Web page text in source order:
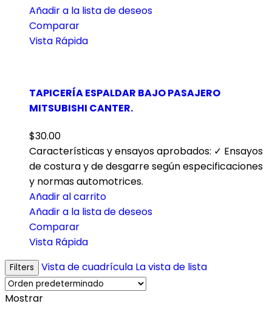
Añadir a la lista de deseos
Comparar
Vista Rápida
TAPICERÍA ESPALDAR BAJO PASAJERO
MITSUBISHI CANTER.
$30.00
Características y ensayos aprobados: ✓ Ensayos
de costura y de desgarre según especificaciones
y normas automotrices.
Añadir al carrito
Añadir a la lista de deseos
Comparar
Vista Rápida
Filters Vista de cuadrícula La vista de lista
Mostrar